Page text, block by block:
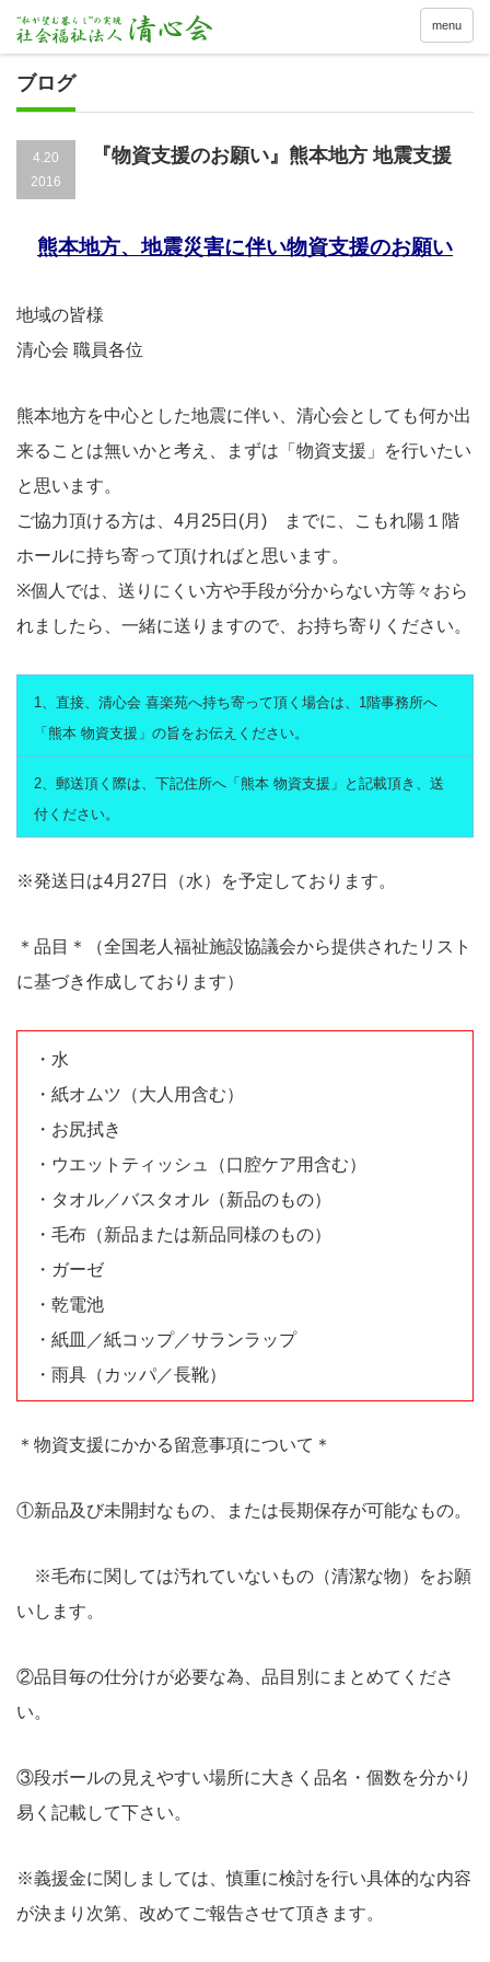
menu
ブログ
4.20
2016
『物資支援のお願い』熊本地方 地震支援
熊本地方、地震災害に伴い物資支援のお願い
地域の皆様
清心会 職員各位
熊本地方を中心とした地震に伴い、清心会としても何か出
来ることは無いかと考え、まずは「物資支援」を行いたい
と思います。
ご協力頂ける方は、4月25日(月) までに、こもれ陽１階
ホールに持ち寄って頂ければと思います。
※個人では、送りにくい方や手段が分からない方等々おら
れましたら、一緒に送りますので、お持ち寄りください。
1、直接、清心会 喜楽苑へ持ち寄って頂く場合は、1階事務所へ
「熊本 物資支援」の旨をお伝えください。
2、郵送頂く際は、下記住所へ「熊本 物資支援」と記載頂き、送
付ください。
※発送日は4月27日（水）を予定しております。
＊品目＊（全国老人福祉施設協議会から提供されたリスト
に基づき作成しております）
・水
・紙オムツ（大人用含む）
・お尻拭き
・ウエットティッシュ（口腔ケア用含む）
・タオル／バスタオル（新品のもの）
・毛布（新品または新品同様のもの）
・ガーゼ
・乾電池
・紙皿／紙コップ／サランラップ
・雨具（カッパ／長靴）
＊物資支援にかかる留意事項について＊
①新品及び未開封なもの、または長期保存が可能なもの。
※毛布に関しては汚れていないもの（清潔な物）をお願
いします。
②品目毎の仕分けが必要な為、品目別にまとめてくださ
い。
③段ボールの見えやすい場所に大きく品名・個数を分かり
易く記載して下さい。
※義援金に関しましては、慎重に検討を行い具体的な内容
が決まり次第、改めてご報告させて頂きます。